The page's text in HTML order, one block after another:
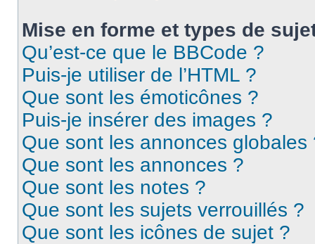
Mise en forme et types de
Qu’est-ce que le BBCode ?
Puis-je utiliser de l’HTML ?
Que sont les émoticônes ?
Puis-je insérer des images ?
Que sont les annonces globales
Que sont les annonces ?
Que sont les notes ?
Que sont les sujets verrouillés ?
Que sont les icônes de sujet ?